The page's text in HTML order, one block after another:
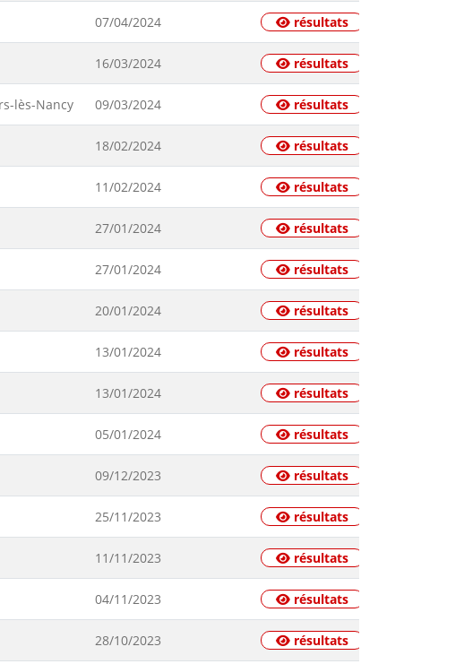
07/04/2024 résultats
16/03/2024 résultats
lès-Nancy 09/03/2024 résultats
18/02/2024 résultats
11/02/2024 résultats
27/01/2024 résultats
27/01/2024 résultats
20/01/2024 résultats
13/01/2024 résultats
13/01/2024 résultats
05/01/2024 résultats
09/12/2023 résultats
25/11/2023 résultats
11/11/2023 résultats
04/11/2023 résultats
28/10/2023 résultats